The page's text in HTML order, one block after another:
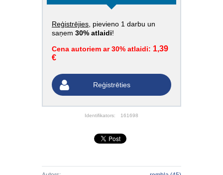
Reģistrējies , pievieno 1 darbu un
saņem 30% atlaidi!
Cena autoriem ar 30% atlaidi: 1,39
€
Reģistrēties
Identifikators: 161698